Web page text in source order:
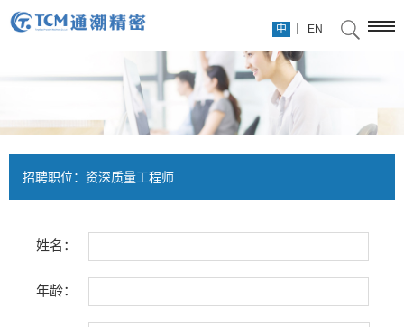
中 EN
招聘职位：资深质量工程师
姓名：
年龄：